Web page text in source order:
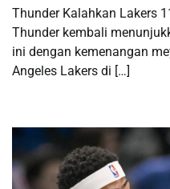
Thunder Kalahkan Lakers
Thunder kembali
ini dengan kemenangan
Angeles Lakers di […]